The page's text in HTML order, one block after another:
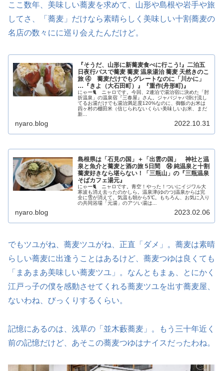
ここ数年、美味しい蕎麦を求めて、山形や島根や岩手や旅
してさ、「蕎麦」だけなら素晴らしく美味しい十割蕎麦の
名店の数々にに巡り会えたんだけど。
『そうだ、山形に新蕎麦食べに行こう!』二泊五
日夜行バスで蕎麦 蕎麦 温泉湯治 蕎麦 天然きのこ
旅 ④ 蕎麦だけでもグレートなのに「川かに」
…『きよ（大石田町）』『重作(舟形町)』
にゃー🐈 ニャロです。今回、2連泊で湯治宿に決めた「肘
折温泉」の温泉宿『三春屋』さん。ジャバジャバ掛け流し
てるお湯だけでも湯治満足度120%なのに、御飯のお米は
四ヶ村の棚田米（信じられないくらい美味しいお米、まだ
新...
nyaro.blog 2022.10.31
島根県は「石見の国」＋「出雲の国」 神社と温
泉と魚介と蕎麦と酒の旅 5日間 ⑭ 純温泉と十割
蕎麦好きなら堪らない！「三瓶山」の『三瓶温泉
そばカフェ湯元』
にゃー🐈 ニャロです。青空！やった！ついにイジワル大
寒波も消え去ったのかしら。温泉津(ゆのつ)温泉からは完
全に雪が消えて。気温も朝から5℃。もちろん、お気に入り
の共同浴場「元湯」のアツい湯は...
nyaro.blog 2023.02.06
でもツユがね、蕎麦ツユがね、正直「ダメ」。蕎麦は素晴
らしい蕎麦に出逢うことはあるけど、蕎麦つゆは良くても
「まあまあ美味しい蕎麦ツユ」。なんともまぁ、とにかく
江戸っ子の僕を感動させてくれる蕎麦ツユを出す蕎麦屋、
ないわね、びっくりするくらい。
記憶にあるのは、浅草の「並木藪蕎麦」。もう三十年近く
前の記憶だけど、あそこの蕎麦つゆはナイスだったわね。